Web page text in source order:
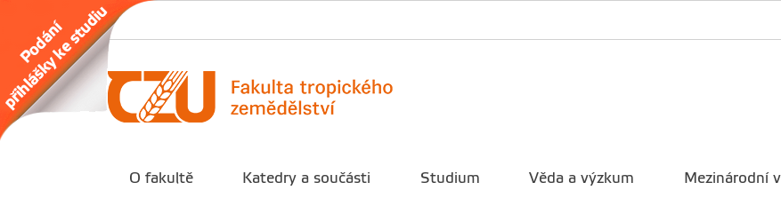
O fakultě Katedry a součásti Studium Věda a výzkum Mezinárodní